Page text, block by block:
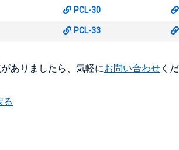
PCL-30
PCL-33
ありましたら、気軽にお問い合わせ く
る